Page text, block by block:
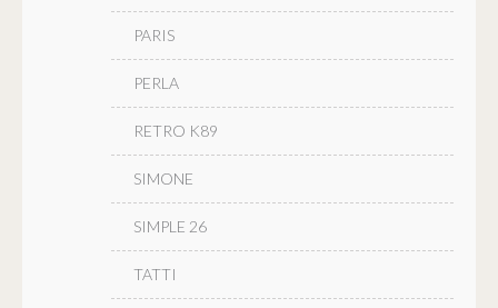
PARIS
PERLA
RETRO K89
SIMONE
SIMPLE 26
TATTI